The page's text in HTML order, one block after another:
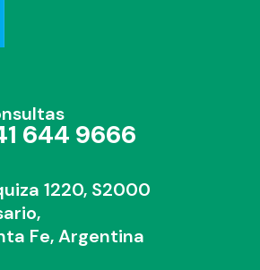
644 9666
1220, S2000
Fe, Argentina